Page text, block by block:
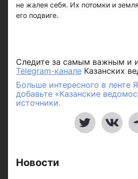
не жалея себя. Их потомки и
его подвиге.
Следите за самым важным и
Telegram-канале Казанских
Больше интересного в ленте
добавьте «Казанские
источники.
Новости